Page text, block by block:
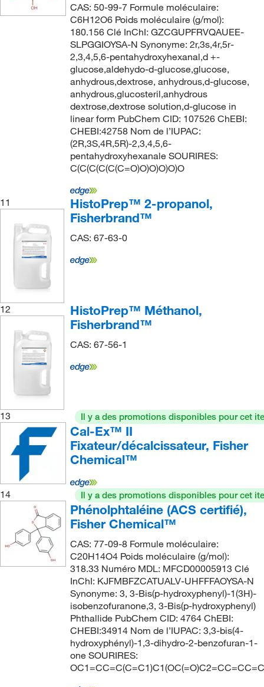
CAS: 50-99-7 Formule moléculaire:
C6H12O6 Poids moléculaire (g/mol):
180.156 Clé InChI: GZCGUPFRVQAUEE-
SLPGGIOYSA-N Synonyme: 2r,3s,4r,5r-
2,3,4,5,6-pentahydroxyhexanal,d +-
glucose,aldehydo-d-glucose,glucose,
anhydrous,dextrose, anhydrous,d-glucose,
anhydrous,glucosteril,anhydrous
dextrose,dextrose solution,d-glucose in
linear form PubChem CID: 107526 ChEBI:
CHEBI:42758 Nom de l’IUPAC:
(2R,3S,4R,5R)-2,3,4,5,6-
pentahydroxyhexanale SOURIRES:
C(C(C(C(C(C=O)O)O)O)O)O
11
HistoPrep™ 2-propanol,
Fisherbrand™
CAS: 67-63-0
12
HistoPrep™ Méthanol,
Fisherbrand™
CAS: 67-56-1
13 Il y a des promotions disponibles pour cet
Cal-Ex™ II
Fixateur/décalcissateur, Fisher
Chemical™
14 Il y a des promotions disponibles pour cet
Phénolphtaléine (ACS certifié),
Fisher Chemical™
CAS: 77-09-8 Formule moléculaire:
C20H14O4 Poids moléculaire (g/mol):
318.33 Numéro MDL: MFCD00005913 Clé
InChI: KJFMBFZCATUALV-UHFFFAOYSA-N
Synonyme: 3, 3-Bis(p-hydroxyphenyl)-1(3H)-
isobenzofuranone,3, 3-Bis(p-hydroxyphenyl)
Phthallide PubChem CID: 4764 ChEBI:
CHEBI:34914 Nom de l’IUPAC: 3,3-bis(4-
hydroxyphényl)-1,3-dihydro-2-benzofuran-1-
one SOURIRES: